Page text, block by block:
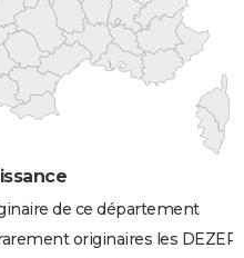
de ce département
originaires les